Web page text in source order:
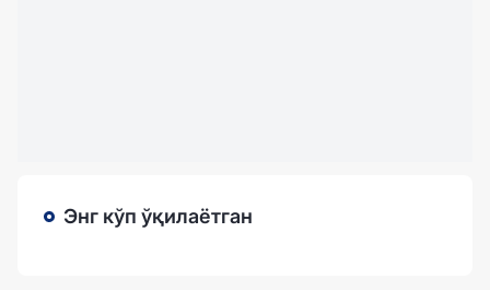
Энг кўп ўқилаётган